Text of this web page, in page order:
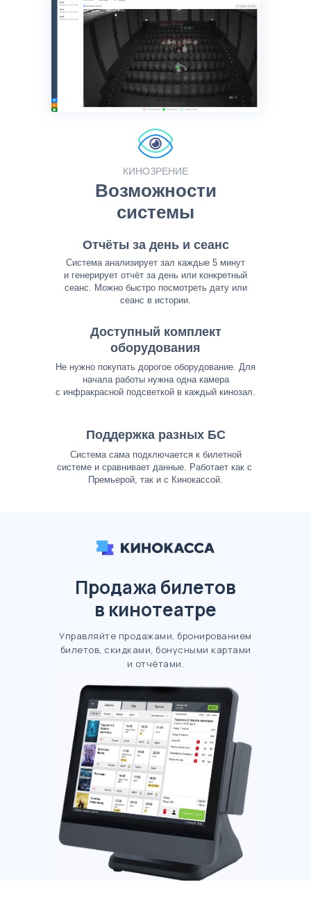
КИНОЗРЕНИЕ
Возможности
системы
Отчёты за день и сеанс
Система анализирует зал каждые 5 минут
и генерирует отчёт за день или конкретный
сеанс. Можно быстро посмотреть дату или
сеанс в истории.
Доступный комплект
оборудования
Не нужно покупать дорогое оборудование. Для
начала работы нужна одна камера
с инфракрасной подсветкой в каждый кинозал.
Поддержка разных БС
Система сама подключается к билетной
системе и сравнивает данные. Работает как с
Премьерой, так и с Кинокассой.
Продажа билетов
в кинотеатре
Управляйте продажами, бронированием
билетов, скидками, бонусными картами
и отчётами.